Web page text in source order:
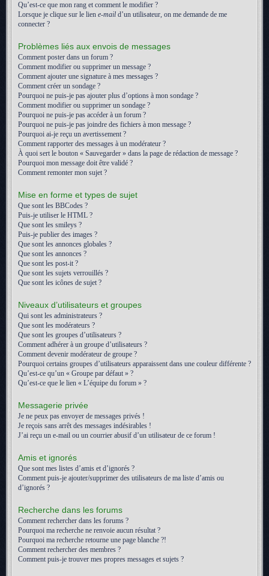
Qu’est-ce que mon rang et comment le modifier ?
Lorsque je clique sur le lien e-mail d’un utilisateur, on me demande de me
connecter ?
Problèmes liés aux envois de messages
Comment poster dans un forum ?
Comment modifier ou supprimer un message ?
Comment ajouter une signature à mes messages ?
Comment créer un sondage ?
Pourquoi ne puis-je pas ajouter plus d’options à mon sondage ?
Comment modifier ou supprimer un sondage ?
Pourquoi ne puis-je pas accéder à un forum ?
Pourquoi ne puis-je pas joindre des fichiers à mon message ?
Pourquoi ai-je reçu un avertissement ?
Comment rapporter des messages à un modérateur ?
À quoi sert le bouton « Sauvegarder » dans la page de rédaction de message ?
Pourquoi mon message doit être validé ?
Comment remonter mon sujet ?
Mise en forme et types de sujet
Que sont les BBCodes ?
Puis-je utiliser le HTML ?
Que sont les smileys ?
Puis-je publier des images ?
Que sont les annonces globales ?
Que sont les annonces ?
Que sont les post-it ?
Que sont les sujets verrouillés ?
Que sont les icônes de sujet ?
Niveaux d’utilisateurs et groupes
Qui sont les administrateurs ?
Que sont les modérateurs ?
Que sont les groupes d’utilisateurs ?
Comment adhérer à un groupe d’utilisateurs ?
Comment devenir modérateur de groupe ?
Pourquoi certains groupes d’utilisateurs apparaissent dans une couleur différente ?
Qu’est-ce qu’un « Groupe par défaut » ?
Qu’est-ce que le lien « L’équipe du forum » ?
Messagerie privée
Je ne peux pas envoyer de messages privés !
Je reçois sans arrêt des messages indésirables !
J’ai reçu un e-mail ou un courrier abusif d’un utilisateur de ce forum !
Amis et ignorés
Que sont mes listes d’amis et d’ignorés ?
Comment puis-je ajouter/supprimer des utilisateurs de ma liste d’amis ou
d’ignorés ?
Recherche dans les forums
Comment rechercher dans les forums ?
Pourquoi ma recherche ne renvoie aucun résultat ?
Pourquoi ma recherche retourne une page blanche ?!
Comment rechercher des membres ?
Comment puis-je trouver mes propres messages et sujets ?